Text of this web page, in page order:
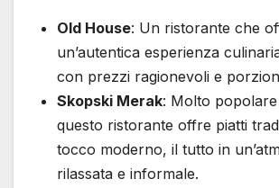
Old House: Un ristorante che
un’autentica esperienza
con prezzi ragionevoli e
Skopski Merak: Molto
questo ristorante offre piatti
tocco moderno, il tutto in
rilassata e informale.